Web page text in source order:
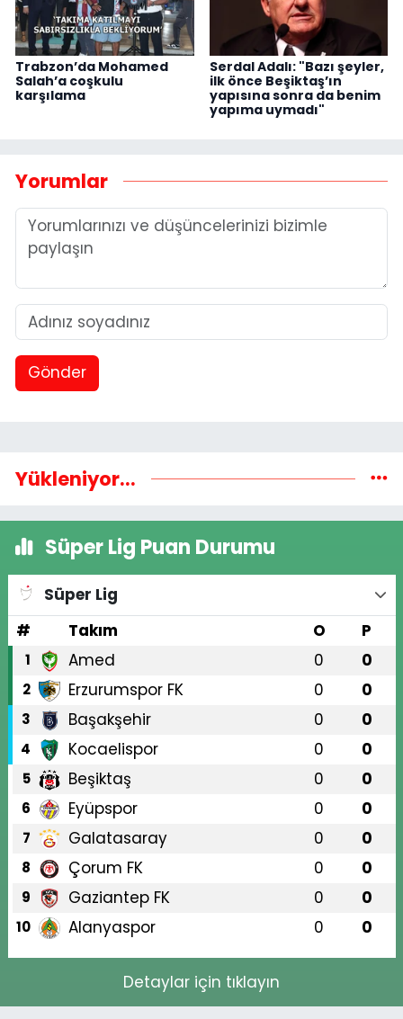
Trabzon’da Mohamed
Salah’a coşkulu
karşılama
Serdal Adalı: "Bazı şeyler,
ilk önce Beşiktaş’ın
yapısına sonra da benim
yapıma uymadı"
Yorumlar
Gönder
Yükleniyor...
Süper Lig Puan Durumu
Süper Lig
#
Takım O P
1 Amed 0 0
2 Erzurumspor FK 0 0
3 Başakşehir 0 0
4 Kocaelispor 0 0
5 Beşiktaş 0 0
6 Eyüpspor 0 0
7 Galatasaray 0 0
8 Çorum FK 0 0
9 Gaziantep FK 0 0
10 Alanyaspor 0 0
Detaylar için tıklayın